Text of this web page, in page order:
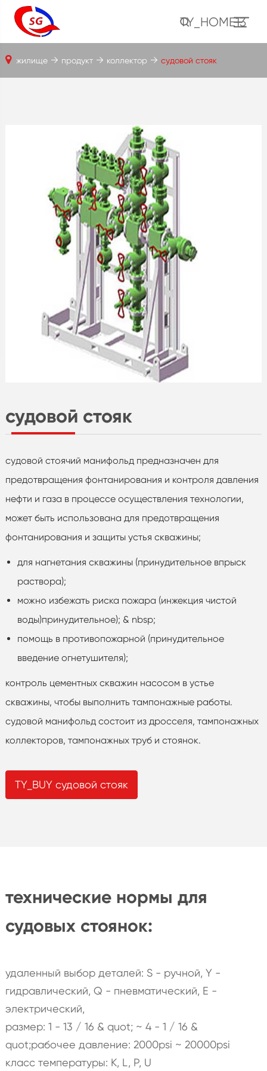
TY_HOME13
судовой стояк
судовой стоячий манифольд предназначен для
предотвращения фонтанирования и контроля давления
нефти и газа в процессе осуществления технологии,
может быть использована для предотвращения
фонтанирования и защиты устья скважины;
для нагнетания скважины (принудительное впрыск
раствора);
можно избежать риска пожара (инжекция чистой
воды)принудительное); & nbsp;
помощь в противопожарной (принудительное
введение огнетушителя);
контроль цементных скважин насосом в устье
скважины, чтобы выполнить тампонажные работы.
судовой манифольд состоит из дросселя, тампонажных
коллекторов, тампонажных труб и стоянок.
TY_BUY судовой стояк
жилище продукт коллектор судовой стояк
технические нормы для
судовых стоянок:
удаленный выбор деталей: S - ручной, Y -
гидравлический, Q - пневматический, E -
электрический,
размер: 1 - 13 / 16 & quot; ~ 4 - 1 / 16 &
quot;рабочее давление: 2000psi ~ 20000psi
класс температуры: K, L, P, U